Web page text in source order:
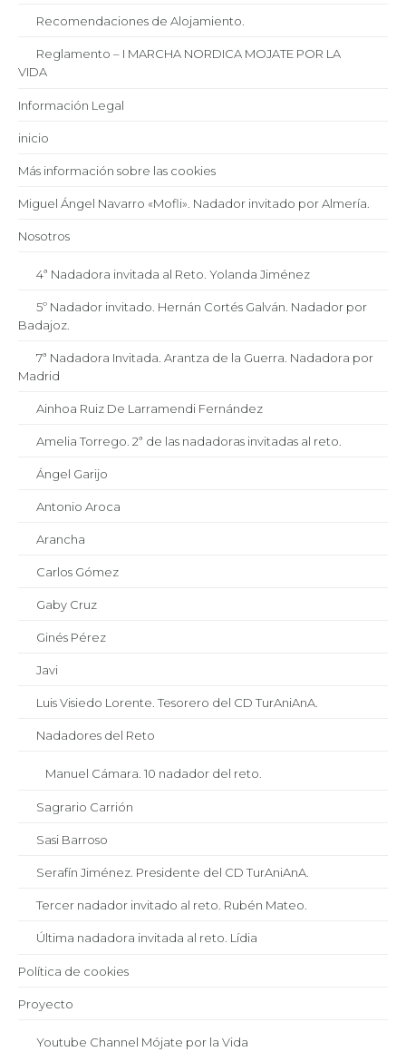
Recomendaciones de Alojamiento.
Reglamento – I MARCHA NORDICA MOJATE POR LA
VIDA
Información Legal
inicio
Más información sobre las cookies
Miguel Ángel Navarro «Mofli». Nadador invitado por Almería.
Nosotros
4ª Nadadora invitada al Reto. Yolanda Jiménez
5º Nadador invitado. Hernán Cortés Galván. Nadador por
Badajoz.
7ª Nadadora Invitada. Arantza de la Guerra. Nadadora por
Madrid
Ainhoa Ruiz De Larramendi Fernández
Amelia Torrego. 2ª de las nadadoras invitadas al reto.
Ángel Garijo
Antonio Aroca
Arancha
Carlos Gómez
Gaby Cruz
Ginés Pérez
Javi
Luis Visiedo Lorente. Tesorero del CD TurAniAnA.
Nadadores del Reto
Manuel Cámara. 10 nadador del reto.
Sagrario Carrión
Sasi Barroso
Serafín Jiménez. Presidente del CD TurAniAnA.
Tercer nadador invitado al reto. Rubén Mateo.
Última nadadora invitada al reto. Lídia
Política de cookies
Proyecto
Youtube Channel Mójate por la Vida